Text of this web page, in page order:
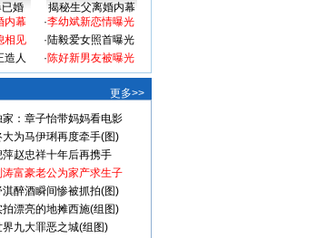
婚
揭秘生父离婚内幕
内幕
相见
造人
·李幼斌新恋情曝光
·陆毅爱女照首曝光
·陈好新男友被曝光
更多>>
家：章子怡带妈妈看电影
大为马伊琍再度牵手(图)
萍赵忠祥十年后再携手
涛富豪老公为家产求生子
淇醉酒瞬间惨被抓拍(图)
拍漂亮的地摊西施(组图)
界九大罪恶之城(组图)